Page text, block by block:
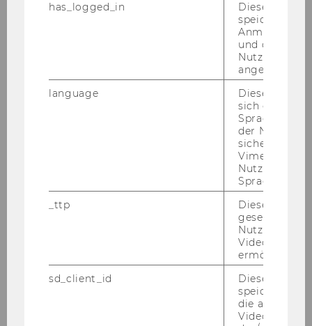
Aktuelles
Masterarbeit
Finanzwirtschaft und Rechnungswesen
has_logged_in
Dieses Cookie
speichert
und ob sich
Nutzer*in
angemeldet
language
Dieses
sich die
der
Vimeo in der
Nutzer
Sprache
_ttp
Dieser
gesetzt, um
Nutzung des
Videoplayers
ermöglichen
sd_client_id
Dieses Cookie
speichert
die aktuellen